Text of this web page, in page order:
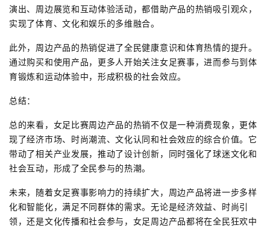
演出、周边展览和互动体验活动，都借助产品的热销吸引观众，
实现了体育、文化和娱乐的多维融合。
此外，周边产品的热销促进了全民健康意识和体育热情的提升。
通过购买和使用产品，更多人开始关注女足赛事，进而参与到体
育锻炼和运动体验中，形成积极的社会效应。
总结：
总的来看，女足比赛周边产品的热销不仅是一种消费现象，更体
现了经济市场、时尚潮流、文化认同和社会效应的综合价值。它
带动了相关产业发展，推动了设计创新，同时强化了球迷文化和
社会互动，形成了全民参与的热潮。
未来，随着女足赛事影响力的持续扩大，周边产品将进一步多样
化和智能化，满足不同群体的需求。无论是经济效益、时尚引
领，还是文化传播和社会参与，女足周边产品都将在全民狂欢中